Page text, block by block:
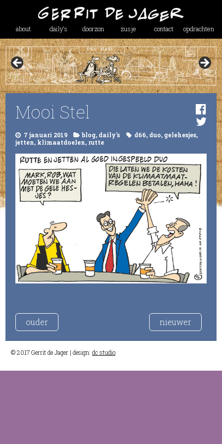
about daily’s doorzon zusje contact opdrachten
Mooi Stel
7 januari 2019 blog, daily's d66, duo, gelehesjes,
jetten, klimaatdoelen, rutte
ouder nieuwer
© 2017 Gerrit de Jager | design: dc studio